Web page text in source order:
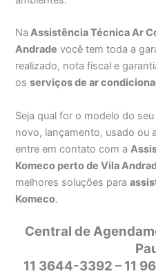
Na Assistência Técnica Ar
Andrade você tem toda a
realizado, nota fiscal e
osserviços de ar
Seja qual for o modelo do
novo, lançamento, usado ou
entre em contato com a
Komeco perto de Vila
melhores soluções para
Komeco.
Central de
11 3644-3392 – 11